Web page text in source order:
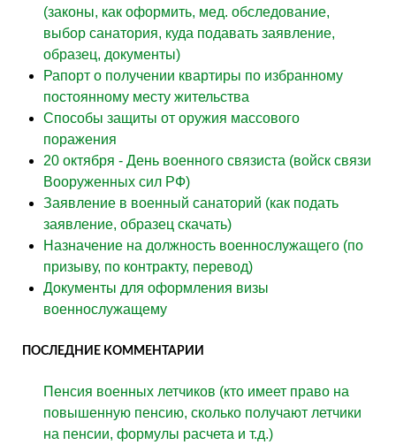
(законы, как оформить, мед. обследование,
выбор санатория, куда подавать заявление,
образец, документы)
Рапорт о получении квартиры по избранному
постоянному месту жительства
Способы защиты от оружия массового
поражения
20 октября - День военного связиста (войск связи
Вооруженных сил РФ)
Заявление в военный санаторий (как подать
заявление, образец скачать)
Назначение на должность военнослужащего (по
призыву, по контракту, перевод)
Документы для оформления визы
военнослужащему
ПОСЛЕДНИЕ КОММЕНТАРИИ
Пенсия военных летчиков (кто имеет право на
повышенную пенсию, сколько получают летчики
на пенсии, формулы расчета и т.д.)